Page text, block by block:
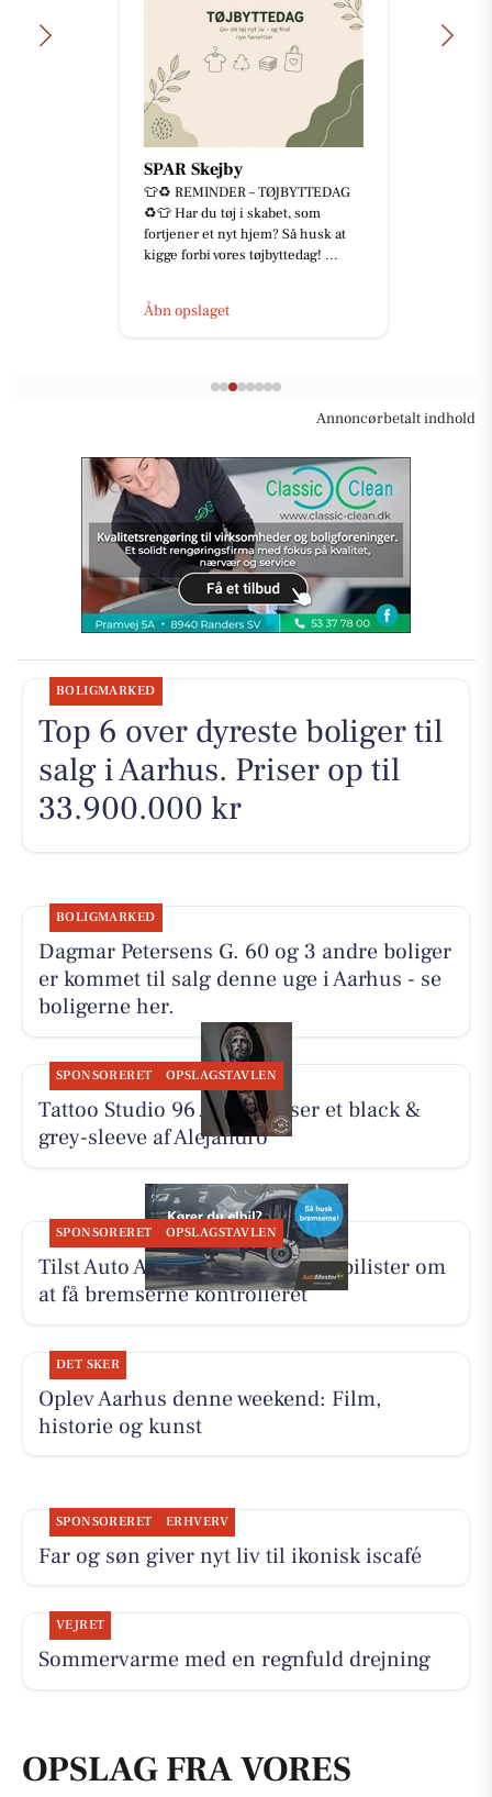
SPAR Skejby
👕♻️ REMINDER – TØJBYTTEDAG
♻️👕 Har du tøj i skabet, som
fortjener et nyt hjem? Så husk at
kigge forbi vores tøjbyttedag! ...
Åbn opslaget
Annoncørbetalt indhold
BOLIGMARKED
Top 6 over dyreste boliger til
salg i Aarhus. Priser op til
33.900.000 kr
BOLIGMARKED
Dagmar Petersens G. 60 og 3 andre boliger
er kommet til salg denne uge i Aarhus - se
boligerne her.
SPONSORERET OPSLAGSTAVLEN
Tattoo Studio 96 Aarhus viser et black &
grey-sleeve af Alejandro
SPONSORERET OPSLAGSTAVLEN
Tilst Auto Aarhus ApS minder elbilister om
at få bremserne kontrolleret
DET SKER
Oplev Aarhus denne weekend: Film,
historie og kunst
SPONSORERET ERHVERV
Far og søn giver nyt liv til ikonisk is­café
VEJRET
Sommervarme med en regnfuld drejning
OPSLAG FRA VORES